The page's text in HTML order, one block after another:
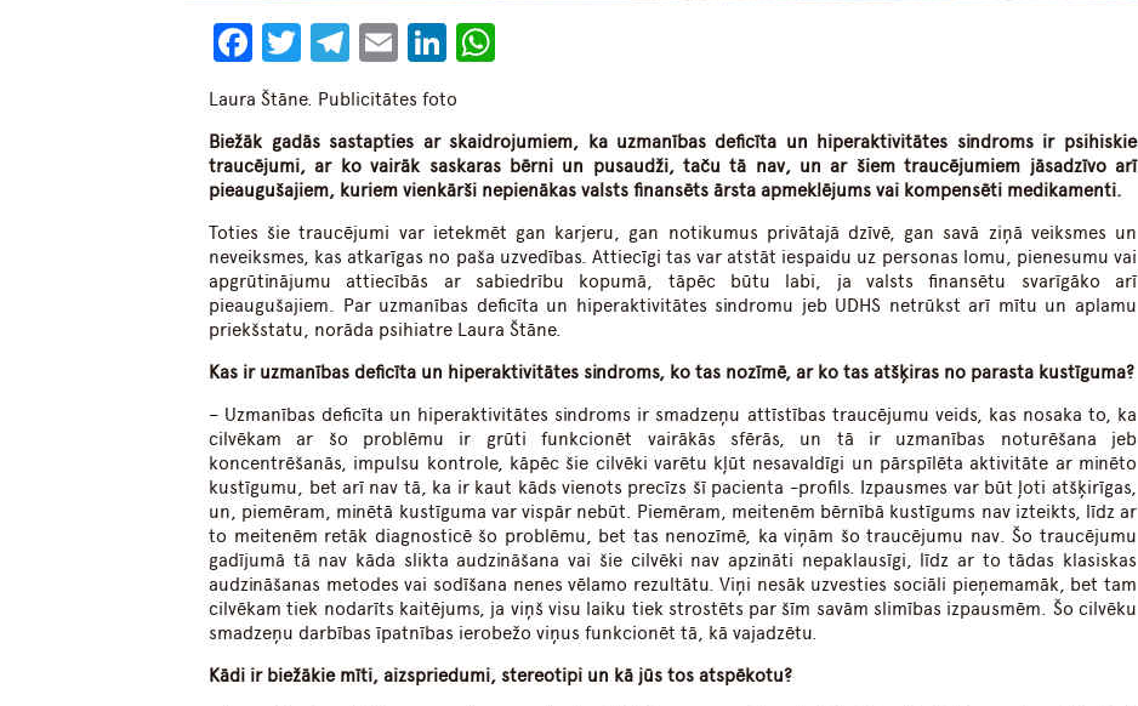
Facebook
Twitter
Telegram
EmailLinkedIn
Laura Štāne. Publicitātes foto
Biežāk gadās sastapties ar skaidrojumiem, ka uzmanības deficīta un hiperaktivitātes sindroms ir psihiskie
traucējumi, ar ko vairāk saskaras bērni un pusaudži, taču tā nav, un ar šiem traucējumiem jāsadzīvo arī
pieaugušajiem, kuriem vienkārši nepienākas valsts finansēts ārsta apmeklējums vai kompensēti medikamenti.
Toties šie traucējumi var ietekmēt gan karjeru, gan notikumus privātajā dzīvē, gan savā ziņā veiksmes un
neveiksmes, kas atkarīgas no paša uzvedības. Attiecīgi tas var atstāt iespaidu uz personas lomu, pienesumu vai
apgrūtinājumu attiecībās ar sabiedrību kopumā, tāpēc būtu labi, ja valsts finansētu svarīgāko arī
pieaugušajiem. Par uzmanības deficīta un hiperaktivitātes sindromu jeb UDHS netrūkst arī mītu un aplamu
priekšstatu, norāda psihiatre Laura Štāne.
Kas ir uzmanības deficīta un hiperaktivitātes sindroms, ko tas nozīmē, ar ko tas atšķiras no parasta kustīguma?
– Uzmanības deficīta un hiperaktivitātes sindroms ir smadzeņu attīstības traucējumu veids, kas nosaka to, ka
cilvēkam ar šo problēmu ir grūti funkcionēt vairākās sfērās, un tā ir uzmanības noturēšana jeb
koncentrēšanās, impulsu kontrole, kāpēc šie cilvēki varētu kļūt nesavaldīgi un pārspīlēta aktivitāte ar minēto
kustīgumu, bet arī nav tā, ka ir kaut kāds vienots precīzs šī pacienta -profils. Izpausmes var būt ļoti atšķirīgas,
un, piemēram, minētā kustīguma var vispār nebūt. Piemēram, meitenēm bērnībā kustīgums nav izteikts, līdz ar
to meitenēm retāk diagnosticē šo problēmu, bet tas nenozīmē, ka viņām šo traucējumu nav. Šo traucējumu
gadījumā tā nav kāda slikta audzināšana vai šie cilvēki nav apzināti nepaklausīgi, līdz ar to tādas klasiskas
audzināšanas metodes vai sodīšana nenes vēlamo rezultātu. Viņi nesāk uzvesties sociāli pieņemamāk, bet tam
cilvēkam tiek nodarīts kaitējums, ja viņš visu laiku tiek strostēts par šīm savām slimības izpausmēm. Šo cilvēku
smadzeņu darbības īpatnības ierobežo viņus funkcionēt tā, kā vajadzētu.
Kādi ir biežākie mīti, aizspriedumi, stereotipi un kā jūs tos atspēkotu?